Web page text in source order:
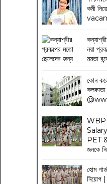
কর্মী
নয়া
মমতা
কোন
কলকাতা
WBP
PET
জনকে
হোম